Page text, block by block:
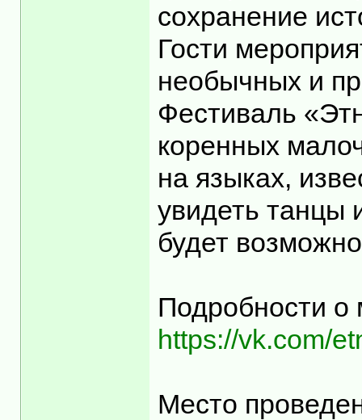
сохранение
Гости
необычных и
Фестиваль
коренных
на языках,
увидеть танцы
будет
Подробности
https://vk.com/
Место